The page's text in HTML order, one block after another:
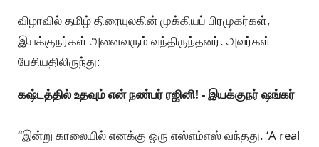
விழாவில் தமிழ் திரையுலகின் முக்கியப் பிரமுகர்கள்,
இயக்குநர்கள் அனைவரும் வந்திருந்தனர். அவர்கள்
பேசியதிலிருந்து:
கஷ்டத்தில் உதவும் என் நண்பர் ரஜினி! - இயக்குநர் ஷங்கர்
“இன்று காலையில் எனக்கு ஒரு எஸ்எம்எஸ் வந்தது. ‘A real